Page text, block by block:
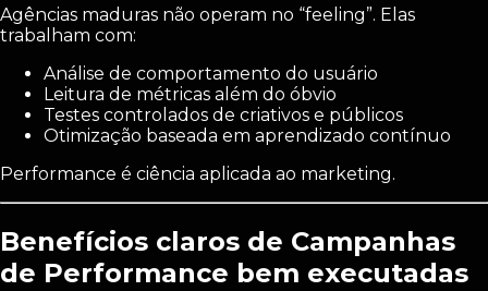
Agências maduras não operam no “feeling”. Elas
trabalham com:
Análise de comportamento do usuário
Leitura de métricas além do óbvio
Testes controlados de criativos e públicos
Otimização baseada em aprendizado contínuo
Performance é ciência aplicada ao marketing.
Benefícios claros de Campanhas
de Performance bem executadas